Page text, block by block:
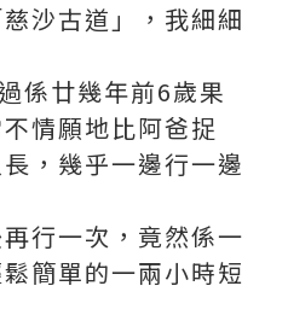
沙古道」，我細細
係廿幾年前6歲果
情願地比阿爸捉
，幾乎一邊行一邊
行一次，竟然係一
簡單的一兩小時短